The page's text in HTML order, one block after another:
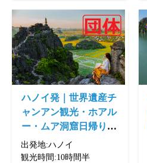
ハノイ発｜世界遺産チ
ャンアン観光・ホアル
ー・ムア洞窟日帰りツ
アー＜日本語ガイド・
ホテル送迎付き＞
出発地:ハノイ
観光時間:10時間半